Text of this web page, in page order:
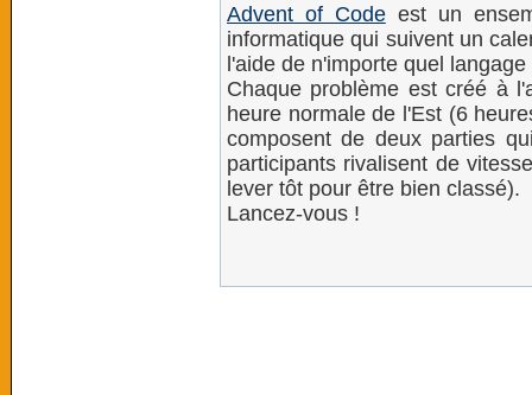
Advent of Codeest un
informatique qui suivent un
l'aide de n'importe quel
Chaque problème est créé à
heure normale de l'Est (6
composent de deux parties
participants rivalisent de
lever tôt pour être bien classé).
Lancez-vous !